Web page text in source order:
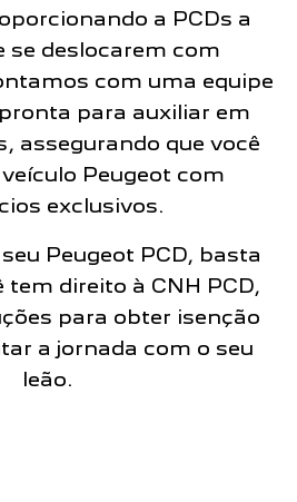
a PCDs a
se deslocarem com
com uma equipe
para auxiliar em
assegurando que você
Peugeot com
exclusivos.
Peugeot PCD, basta
tem direito à CNH PCD,
para obter isenção
a jornada com o seu
leão.